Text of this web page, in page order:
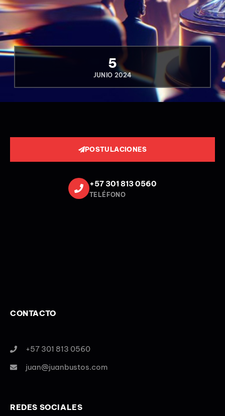
JUNIO 2024
5
POSTULACIONES
+57 301 813 0560
TELÉFONO
CONTACTO
+57 301 813 0560
juan@juanbustos.com
REDES SOCIALES